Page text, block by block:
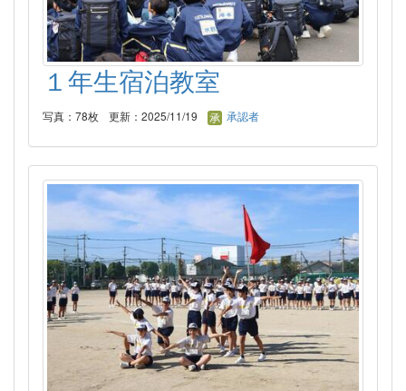
１年生宿泊教室
写真：78枚 更新：2025/11/19 承認者